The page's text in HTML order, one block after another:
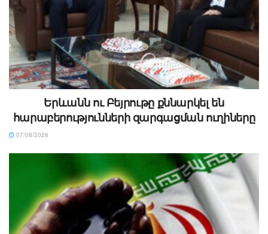
Երևանն ու Բեյրութը քննարկել են
հարաբերությունների զարգացման ուղիները
07/08/2026